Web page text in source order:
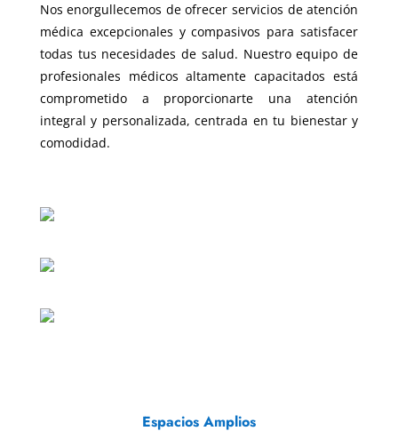
Nos enorgullecemos de ofrecer servicios de atención
médica excepcionales y compasivos para satisfacer
todas tus necesidades de salud. Nuestro equipo de
profesionales médicos altamente capacitados está
comprometido a proporcionarte una atención
integral y personalizada, centrada en tu bienestar y
comodidad.
Espacios Amplios